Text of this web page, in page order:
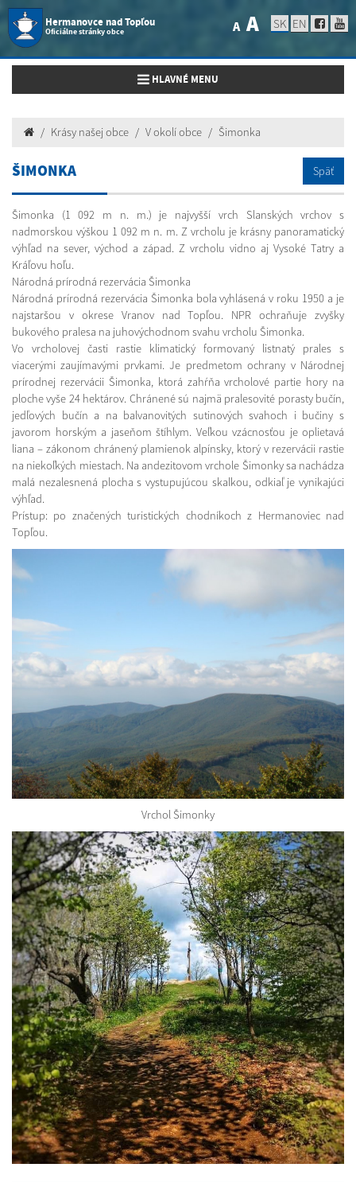
Hermanovce nad Topľou
Oficiálne stránky obce A A SK EN
Toggle navigation
HLAVNÉ MENU
Krásy našej obce V okolí obce Šimonka
ŠIMONKA Späť
Šimonka (1 092 m n. m.) je najvyšší vrch Slanských vrchov s
nadmorskou výškou 1 092 m n. m. Z vrcholu je krásny panoramatický
výhľad na sever, východ a západ. Z vrcholu vidno aj Vysoké Tatry a
Kráľovu hoľu.
Národná prírodná rezervácia Šimonka
Národná prírodná rezervácia Šimonka bola vyhlásená v roku 1950 a je
najstaršou v okrese Vranov nad Topľou. NPR ochraňuje zvyšky
bukového pralesa na juhovýchodnom svahu vrcholu Šimonka.
Vo vrcholovej časti rastie klimatický formovaný listnatý prales s
viacerými zaujímavými prvkami. Je predmetom ochrany v Národnej
prírodnej rezervácii Šimonka, ktorá zahŕňa vrcholové partie hory na
ploche vyše 24 hektárov. Chránené sú najmä pralesovité porasty bučín,
jedľových bučín a na balvanovitých sutinových svahoch i bučiny s
javorom horským a jaseňom štíhlym. Veľkou vzácnosťou je oplietavá
liana – zákonom chránený plamienok alpínsky, ktorý v rezervácii rastie
na niekoľkých miestach. Na andezitovom vrchole Šimonky sa nachádza
malá nezalesnená plocha s vystupujúcou skalkou, odkiaľ je vynikajúci
výhľad.
Prístup: po značených turistických chodníkoch z Hermanoviec nad
Topľou.
Vrchol Šimonky